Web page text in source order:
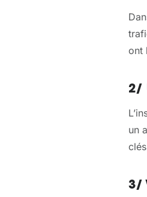
ont
2/
un
3/